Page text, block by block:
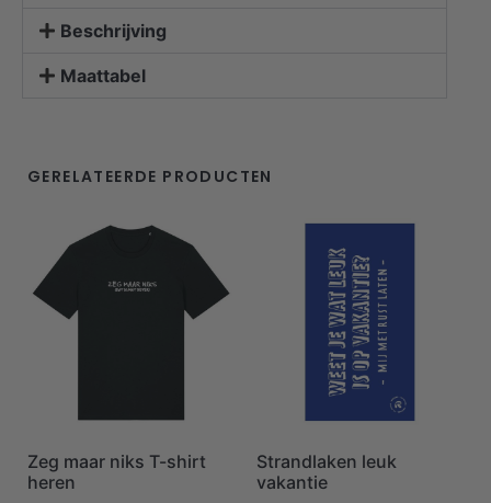
Beschrijving
Maattabel
GERELATEERDE PRODUCTEN
Zeg maar niks T-shirt
heren
Strandlaken leuk
vakantie